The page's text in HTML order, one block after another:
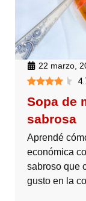
22 marzo,
Sopa de
sabrosa
Aprendé
económica
sabroso que
gusto en la